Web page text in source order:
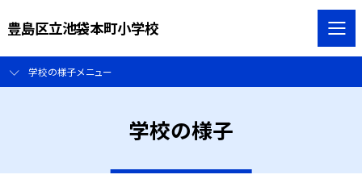
豊島区立池袋本町小学校
学校の様子メニュー
学校の様子